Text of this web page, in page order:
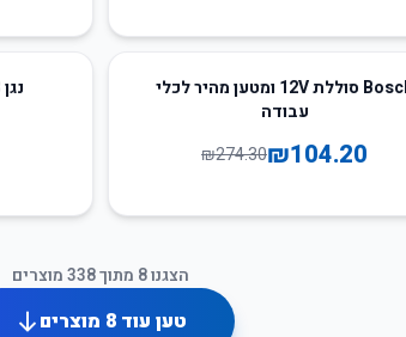
Bosch סוללת 12V ומטען מהיר לכלי
עבודה
₪104.20
₪274.30
נגן MP3 נייד עם WiFi ומצלמה
הצגנו8 מתוך338מוצרים
טען עוד8 מוצרים